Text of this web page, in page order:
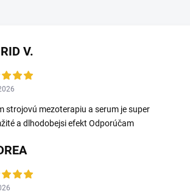
V.
strojovú mezoterapiu a serum je super
a dlhodobejsi efekt Odporúčam